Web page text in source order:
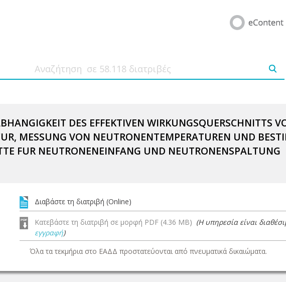
DES EFFEKTIVEN WIRKUNGSQUERSCHNITTS
MESSUNG VON NEUTRONENTEMPERATUREN UND
FUR NEUTRONENEINFANG UND NEUTRONENSPALTUNG
Διαβάστε τη διατριβή (Online)
Κατεβάστε τη διατριβή σε μορφή PDF (4.36 MB) (Η υπηρεσία είναι
εγγραφή)
Όλα τα τεκμήρια στο ΕΑΔΔ προστατεύονται από πνευματικά δικαιώματα.